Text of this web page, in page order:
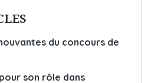
du concours de
son rôle dans